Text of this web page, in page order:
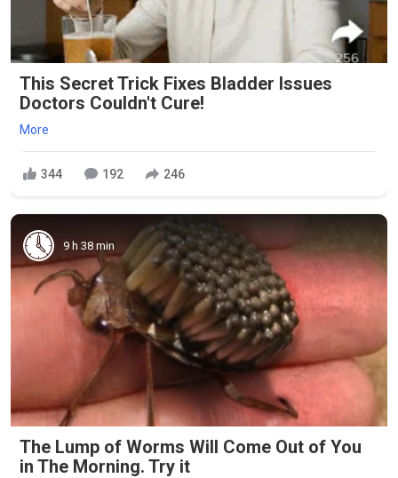
This Secret Trick Fixes Bladder Issues
Doctors Couldn't Cure!
More
344 192 246
9 h 38 min
The Lump of Worms Will Come Out of You
in The Morning. Try it